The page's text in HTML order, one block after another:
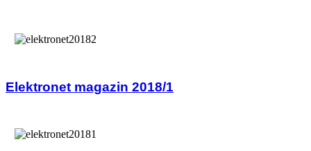
Elektronet magazin 2018/1